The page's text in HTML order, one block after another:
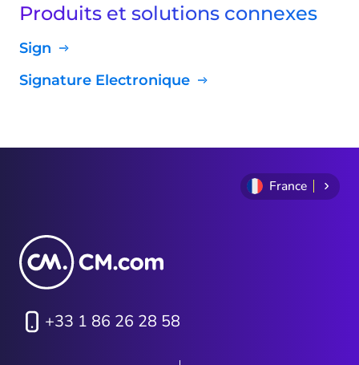
Produits et solutions connexes
Sign
Signature Electronique
France
+33 1 86 26 28 58